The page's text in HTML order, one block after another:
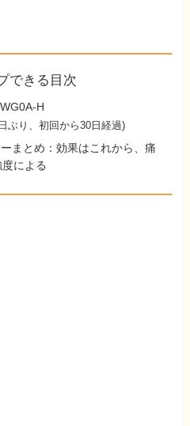
できる目次
H
ぶり、初回から30日経過)
まとめ：効果はこれから、痛
による